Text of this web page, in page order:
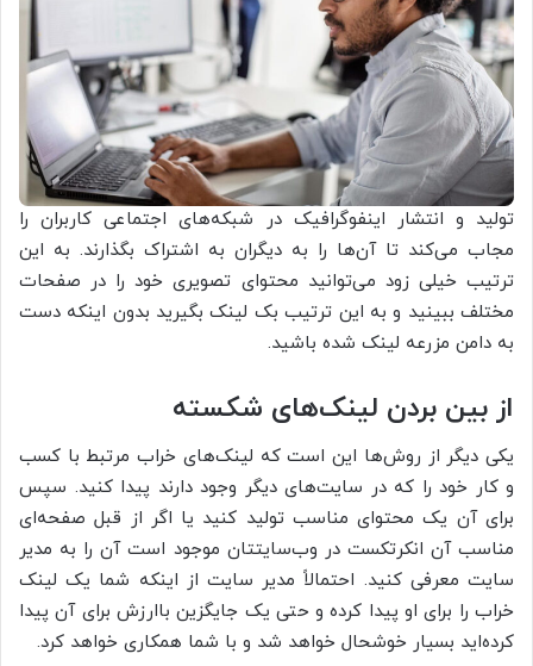
تولید و انتشار اینفوگرافیک در شبکه‌های اجتماعی کاربران را
مجاب می‌کند تا آن‌ها را به دیگران به اشتراک بگذارند. به این
ترتیب خیلی زود می‌توانید محتوای تصویری خود را در صفحات
مختلف ببینید و به این ترتیب بک لینک بگیرید بدون اینکه دست
به دامن مزرعه لینک شده باشید.
از بین بردن لینک‌های شکسته
یکی دیگر از روش‌ها این است که لینک‌های خراب مرتبط با کسب
و کار خود را که در سایت‌های دیگر وجود دارند پیدا کنید. سپس
برای آن یک محتوای مناسب تولید کنید یا اگر از قبل صفحه‌ای
مناسب آن انکرتکست در وب‌سایتتان موجود است آن را به مدیر
سایت معرفی کنید. احتمالاً مدیر سایت از اینکه شما یک لینک
خراب را برای او پیدا کرده و حتی یک جایگزین باارزش برای آن پیدا
کرده‌اید بسیار خوشحال خواهد شد و با شما همکاری خواهد کرد.